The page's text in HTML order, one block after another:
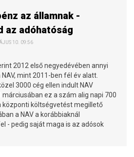
az államnak -
az adóhatóság
10. 09:56
2012 első negyedévében annyi
mint 2011-ben fél év alatt.
3000 cég ellen indult NAV
ez a szám alig napi 700
központi költségvetést megillető
a NAV a korábbiaknál
- pedig saját maga is az adósok